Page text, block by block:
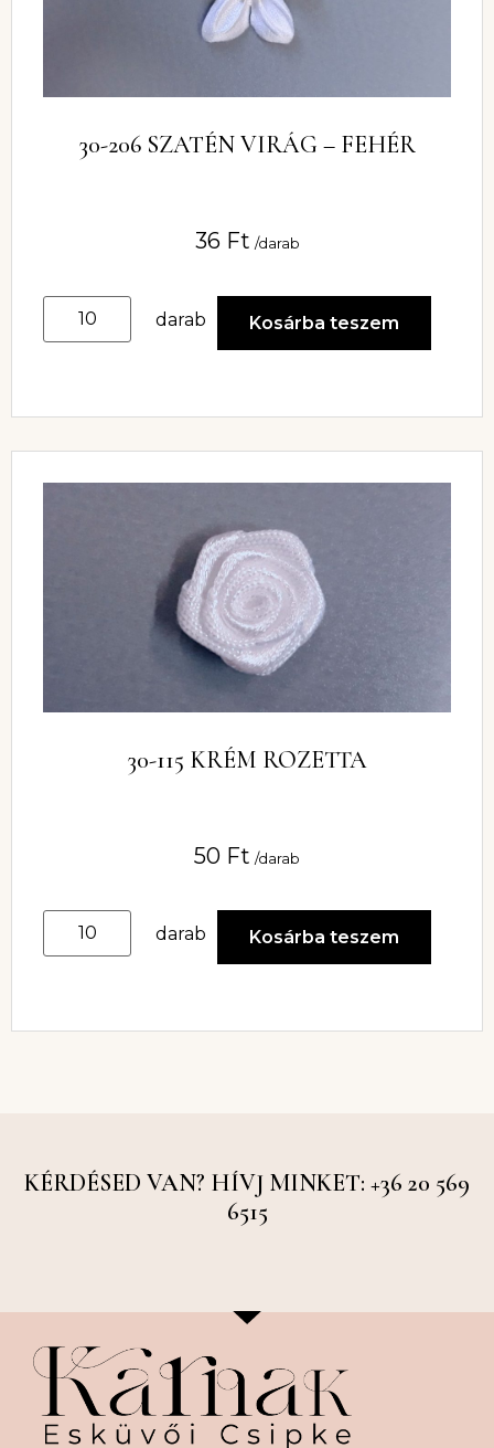
30-206 SZATÉN VIRÁG – FEHÉR
36 Ft /darab
darab Kosárba teszem
30-115 KRÉM ROZETTA
50 Ft /darab
darab Kosárba teszem
KÉRDÉSED VAN? HÍVJ MINKET: +36 20 569
6515